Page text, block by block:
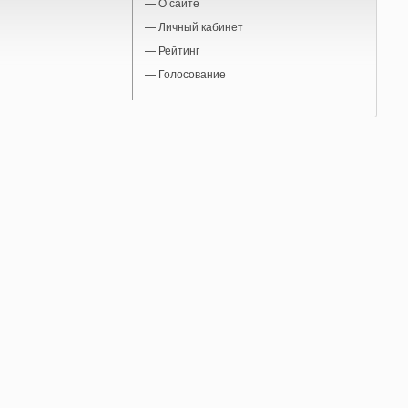
— О сайте
— Личный кабинет
— Рейтинг
— Голосование